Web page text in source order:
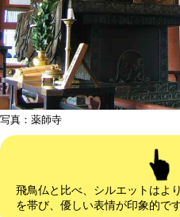
写真：薬師寺
飛鳥仏と比べ、シルエットはよ
を帯び、優しい表情が印象的です